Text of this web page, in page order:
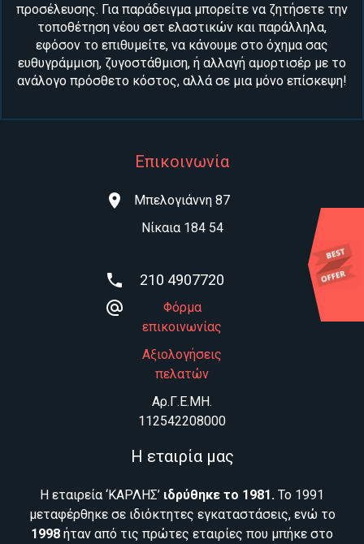
προσέλευσης. Για παράδειγμα μπορείτε να ζητήσετε την
τοποθέτηση νέου σετ ελαστικών και παράλληλα,
εφόσον το επιθυμείτε, να κάνουμε στο όχημα σας
ευθυγράμμιση, ζυγοστάθμιση, ή αλλαγή αμορτισέρ με το
ανάλογο πρόσθετο κόστος, αλλά σε μια μόνο επίσκεψη!
Επικοινωνία
Μπελογιάννη 87
Νίκαια 184 54
210 4907720
Φόρμα
επικοινωνίας
Αξιολογήσεις
πελατών
Aρ.Γ.Ε.ΜΗ.
112542208000
Η εταιρία μας
Η εταιρεία ‘ΚΑΡΛΗΣ’ ιδρύθηκε το 1981. Το 1991
μεταφέρθηκε σε ιδιόκτητες εγκαταστάσεις, ενώ το
1998 ήταν από τις πρώτες εταιρίες που μπήκε στο